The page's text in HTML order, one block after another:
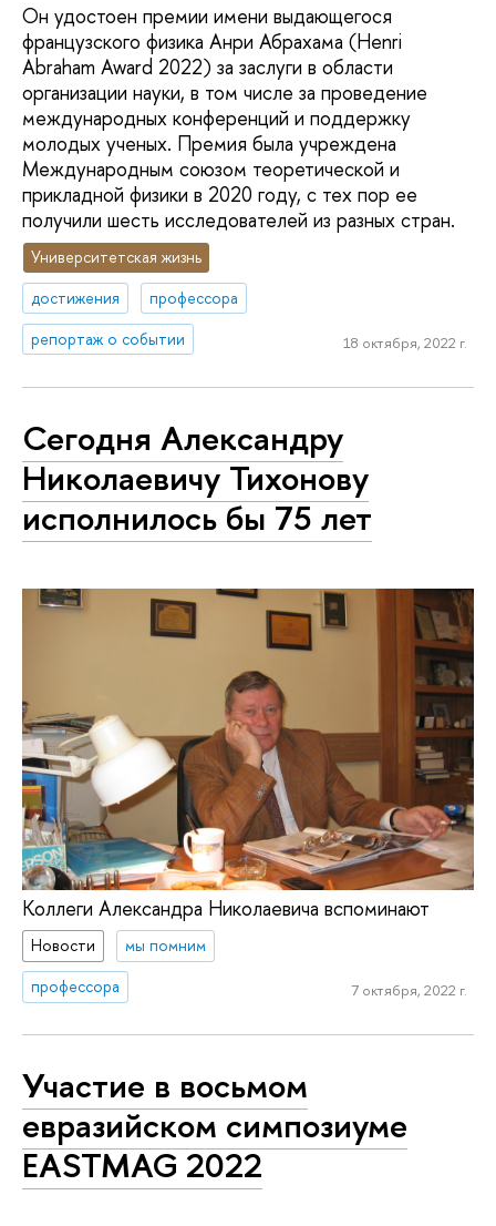
Он удостоен премии имени выдающегося
французского физика Анри Абрахама (Henri
Abraham Award 2022) за заслуги в области
организации науки, в том числе за проведение
международных конференций и поддержку
молодых ученых. Премия была учреждена
Международным союзом теоретической и
прикладной физики в 2020 году, с тех пор ее
получили шесть исследователей из разных стран.
Университетская жизнь
достижения
профессора
репортаж о событии
18 октября, 2022 г.
Сегодня Александру
Николаевичу Тихонову
исполнилось бы 75 лет
Коллеги Александра Николаевича вспоминают
Новости
мы помним
профессора
7 октября, 2022 г.
Участие в восьмом
евразийском симпозиуме
EASTMAG 2022